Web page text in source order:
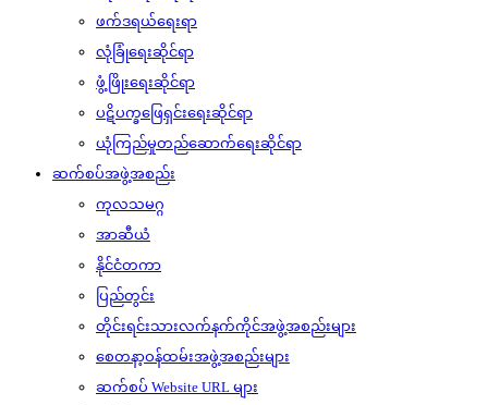
ဖက်ဒရယ်ရေးရာ
လုံခြုံရေးဆိုင်ရာ
ဖွံ့ဖြိုးရေးဆိုင်ရာ
ပဋိပက္ခဖြေရှင်းရေးဆိုင်ရာ
ယုံကြည်မှုတည်ဆောက်ရေးဆိုင်ရာ
ဆက်စပ်အဖွဲ့အစည်း
ကုလသမဂ္ဂ
အာဆီယံ
နိုင်ငံတကာ
ပြည်တွင်း
တိုင်းရင်းသားလက်နက်ကိုင်အဖွဲ့အစည်းများ
စေတနာ့ဝန်ထမ်းအဖွဲ့အစည်းများ
ဆက်စပ် Website URL များ